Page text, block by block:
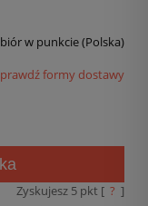
w punkcie(Polska)
formy dostawy
Zyskujesz 5pkt [ ? ]